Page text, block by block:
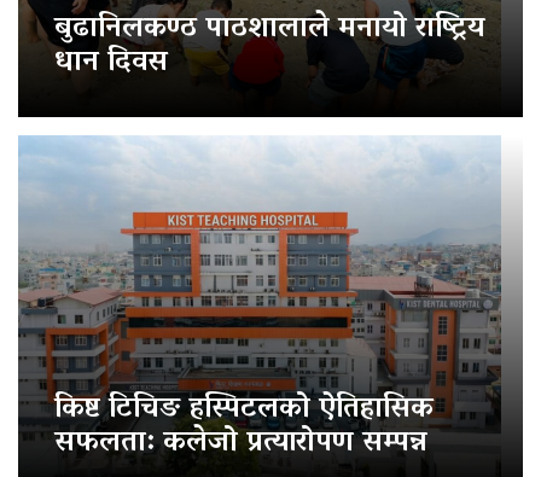
बुढानिलकण्ठ पाठशालाले मनायो राष्ट्रिय
धान दिवस
किष्ट टिचिङ हस्पिटलको ऐतिहासिक
सफलता: कलेजो प्रत्यारोपण सम्पन्न